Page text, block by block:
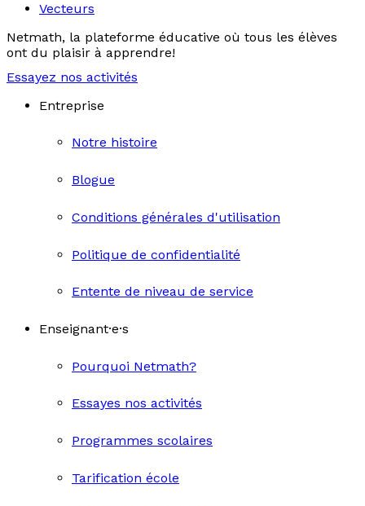
Vecteurs
Netmath, la plateforme éducative où tous les élèves
ont du plaisir à apprendre!
Essayez nos activités
Entreprise
Notre histoire
Blogue
Conditions générales d'utilisation
Politique de confidentialité
Entente de niveau de service
Enseignant·e·s
Pourquoi Netmath?
Essayes nos activités
Programmes scolaires
Tarification école